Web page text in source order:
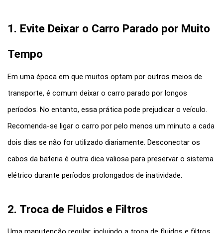
1. Evite Deixar o Carro Parado por Muito
Tempo
Em uma época em que muitos optam por outros meios de
transporte, é comum deixar o carro parado por longos
períodos. No entanto, essa prática pode prejudicar o veículo.
Recomenda-se ligar o carro por pelo menos um minuto a cada
dois dias se não for utilizado diariamente. Desconectar os
cabos da bateria é outra dica valiosa para preservar o sistema
elétrico durante períodos prolongados de inatividade.
2. Troca de Fluidos e Filtros